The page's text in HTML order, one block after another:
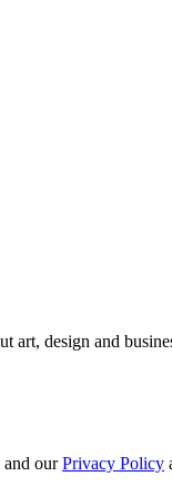
art, design and
and ourPrivacy Policy